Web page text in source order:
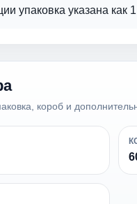
упаковка указана как
короб и